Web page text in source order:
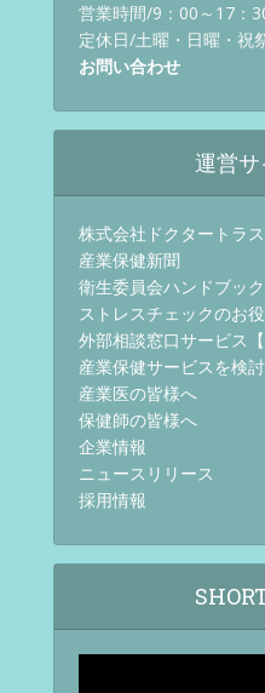
営業時間/9：00～17：
定休日/土曜・日曜・祝
お問い合わせ
運営
株式会社ドクタートラ
産業保健新聞
衛生委員会ハンドブック
ストレスチェックのお
外部相談窓口サービス【
産業保健サービスを検
産業医の皆様へ
保健師の皆様へ
企業情報
ニュースリリース
採用情報